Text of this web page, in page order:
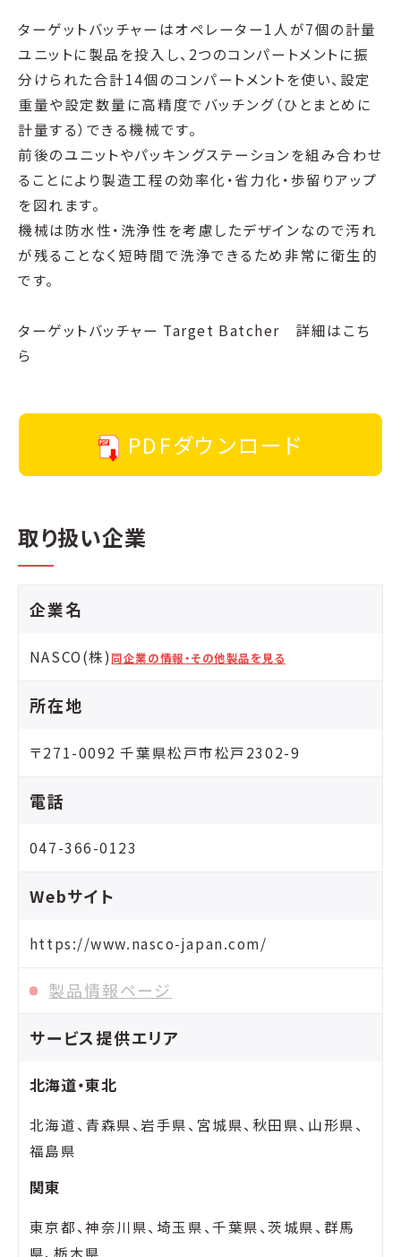
ターゲットバッチャーはオペレーター1人が7個の計量
ユニットに製品を投入し、2つのコンパートメントに振
分けられた合計14個のコンパートメントを使い、設定
重量や設定数量に高精度でバッチング（ひとまとめに
計量する）できる機械です。
前後のユニットやパッキングステーションを組み合わせ
ることにより製造工程の効率化・省力化・歩留りアップ
を図れます。
機械は防水性・洗浄性を考慮したデザインなので汚れ
が残ることなく短時間で洗浄できるため非常に衛生的
です。
ターゲットバッチャー Target Batcher 詳細はこち
ら
PDFダウンロード
取り扱い企業
企業名
NASCO(株) 同企業の情報・その他製品を見る
所在地
〒271-0092 千葉県松戸市松戸2302-9
電話
047-366-0123
Webサイト
https://www.nasco-japan.com/
製品情報ページ
サービス提供エリア
北海道・東北
北海道、青森県、岩手県、宮城県、秋田県、山形県、
福島県
関東
東京都、神奈川県、埼玉県、千葉県、茨城県、群馬
県、栃木県